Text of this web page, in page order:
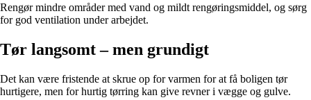
Rengør mindre områder med vand og mildt rengøringsmiddel, og sørg
for god ventilation under arbejdet.
Tør langsomt – men grundigt
Det kan være fristende at skrue op for varmen for at få boligen tør
hurtigere, men for hurtig tørring kan give revner i vægge og gulve.